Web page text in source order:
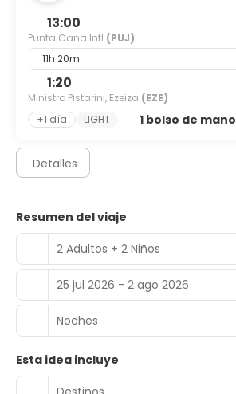
13:00
Punta Cana Intl (PUJ)
11h 20m
1:20
Ministro Pistarini, Ezeiza (EZE)
+1 día
LIGHT 1 bolso de mano
Detalles
Resumen del viaje
2 Adultos + 2 Niños
25 jul 2026 - 2 ago 2026
Noches
Esta idea incluye